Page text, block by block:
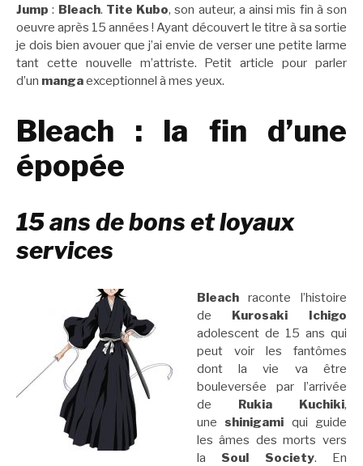
Jump : Bleach. Tite Kubo, son auteur, a ainsi mis fin à son
oeuvre après 15 années ! Ayant découvert le titre à sa sortie
je dois bien avouer que j’ai envie de verser une petite larme
tant cette nouvelle m’attriste. Petit article pour parler
d’un mangaexceptionnel à mes yeux.
Bleach : la fin d’une
épopée
15 ans de bons et loyaux
services
Bleachraconte l’histoire
de Kurosaki Ichigo
adolescent de 15 ans qui
peut voir les fantômes
dont la vie va être
bouleversée par l’arrivée
de Rukia Kuchiki,
une shinigami qui guide
les âmes des morts vers
la Soul Society. En